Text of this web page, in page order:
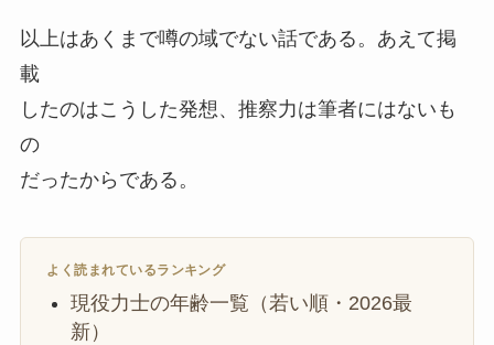
以上はあくまで噂の域でない話である。あえて掲
載
したのはこうした発想、推察力は筆者にはないも
の
だったからである。
よく読まれているランキング
現役力士の年齢一覧（若い順・2026最
新）